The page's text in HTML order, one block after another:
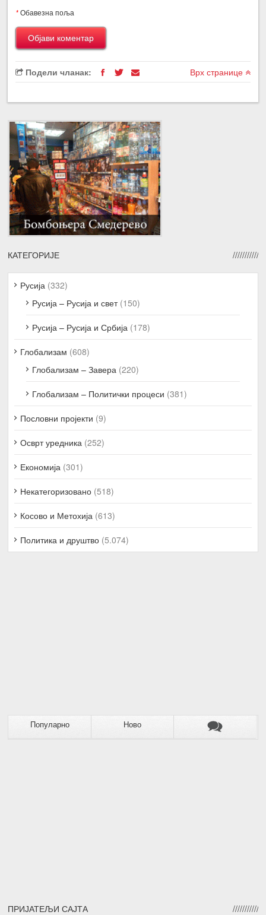
*Обавезна поља
Подели чланак: Врх странице
КАТЕГОРИЈЕ
Русија (332)
Русија – Русија и свет(150)
Русија – Русија и Србија (178)
Глобализам (608)
Глобализам – Завера (220)
Глобализам – Политички процеси (381)
Пословни пројекти (9)
Осврт уредника (252)
Економија (301)
Некатегоризовано (518)
Косово и Метохија (613)
Политика и друштво (5.074)
Популарно Ново
ПРИЈАТЕЉИ САЈТА